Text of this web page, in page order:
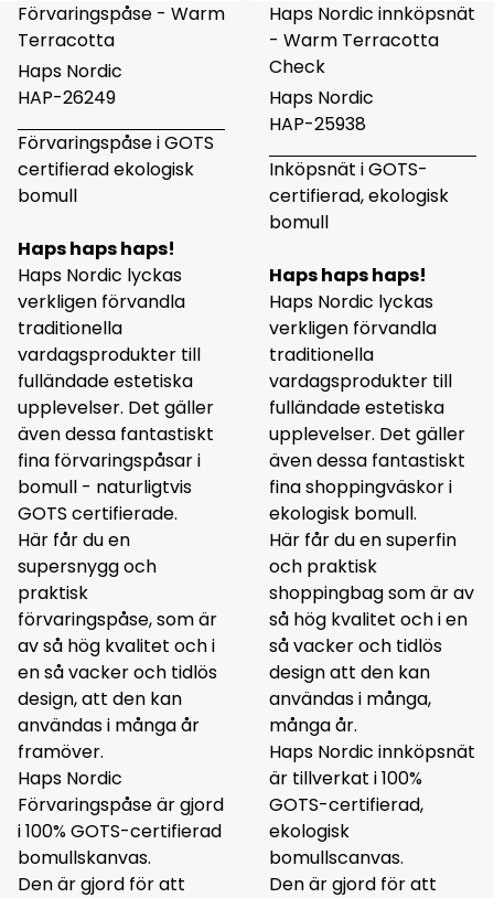
Förvaringspåse - Warm
Terracotta
Haps Nordic
HAP-26249
Förvaringspåse i GOTS
certifierad ekologisk
bomull
Haps haps haps!
Haps Nordic lyckas
verkligen förvandla
traditionella
vardagsprodukter till
fulländade estetiska
upplevelser. Det gäller
även dessa fantastiskt
fina förvaringspåsar i
bomull - naturligtvis
GOTS certifierade.
Här får du en
supersnygg och
praktisk
förvaringspåse, som är
av så hög kvalitet och i
en så vacker och tidlös
design, att den kan
användas i många år
framöver.
Haps Nordic
Förvaringspåse är gjord
i 100% GOTS-certifierad
bomullskanvas.
Den är gjord för att
Haps Nordic innköpsnät
- Warm Terracotta
Check
Haps Nordic
HAP-25938
Inköpsnät i GOTS-
certifierad, ekologisk
bomull
Haps haps haps!
Haps Nordic lyckas
verkligen förvandla
traditionella
vardagsprodukter till
fulländade estetiska
upplevelser. Det gäller
även dessa fantastiskt
fina shoppingväskor i
ekologisk bomull.
Här får du en superfin
och praktisk
shoppingbag som är av
så hög kvalitet och i en
så vacker och tidlös
design att den kan
användas i många,
många år.
Haps Nordic innköpsnät
är tillverkat i 100%
GOTS-certifierad,
ekologisk
bomullscanvas.
Den är gjord för att